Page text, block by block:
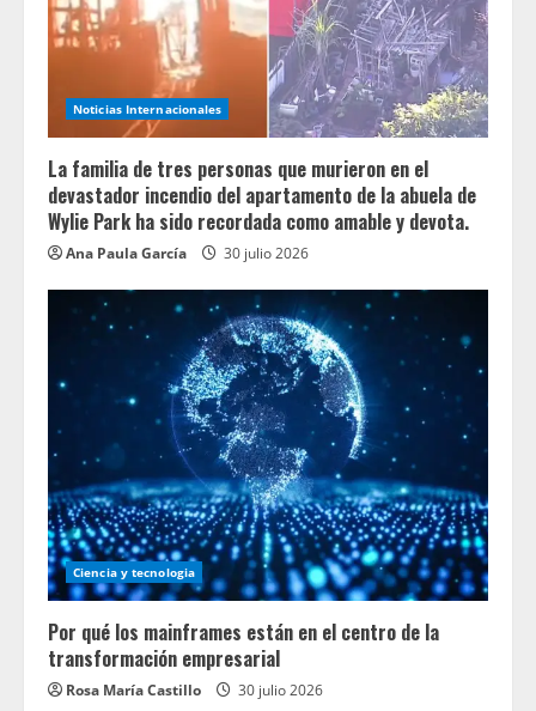
Noticias Internacionales
La familia de tres personas que murieron en el
devastador incendio del apartamento de la abuela de
Wylie Park ha sido recordada como amable y devota.
Ana Paula García 30 julio 2026
Ciencia y tecnologia
Por qué los mainframes están en el centro de la
transformación empresarial
Rosa María Castillo 30 julio 2026